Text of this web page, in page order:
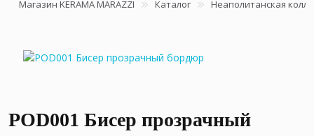
Магазин KERAMA MARAZZI Каталог Неаполитанская
POD001 Бисер прозрачный